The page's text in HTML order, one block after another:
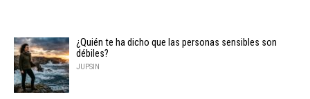
¿Quién te ha dicho que las personas sensibles son
débiles?
JUPSIN